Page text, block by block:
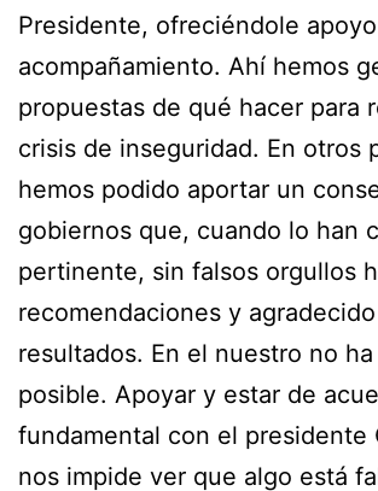
Presidente, ofreciéndole
acompañamiento. Ahí hemos
propuestas de qué hacer para
crisis de inseguridad. En otros
hemos podido aportar un
gobiernos que, cuando lo han
pertinente, sin falsos orgullos
recomendaciones y
resultados. En el nuestro no
posible. Apoyar y estar de
fundamental con el presidente
nos impide ver que algo está